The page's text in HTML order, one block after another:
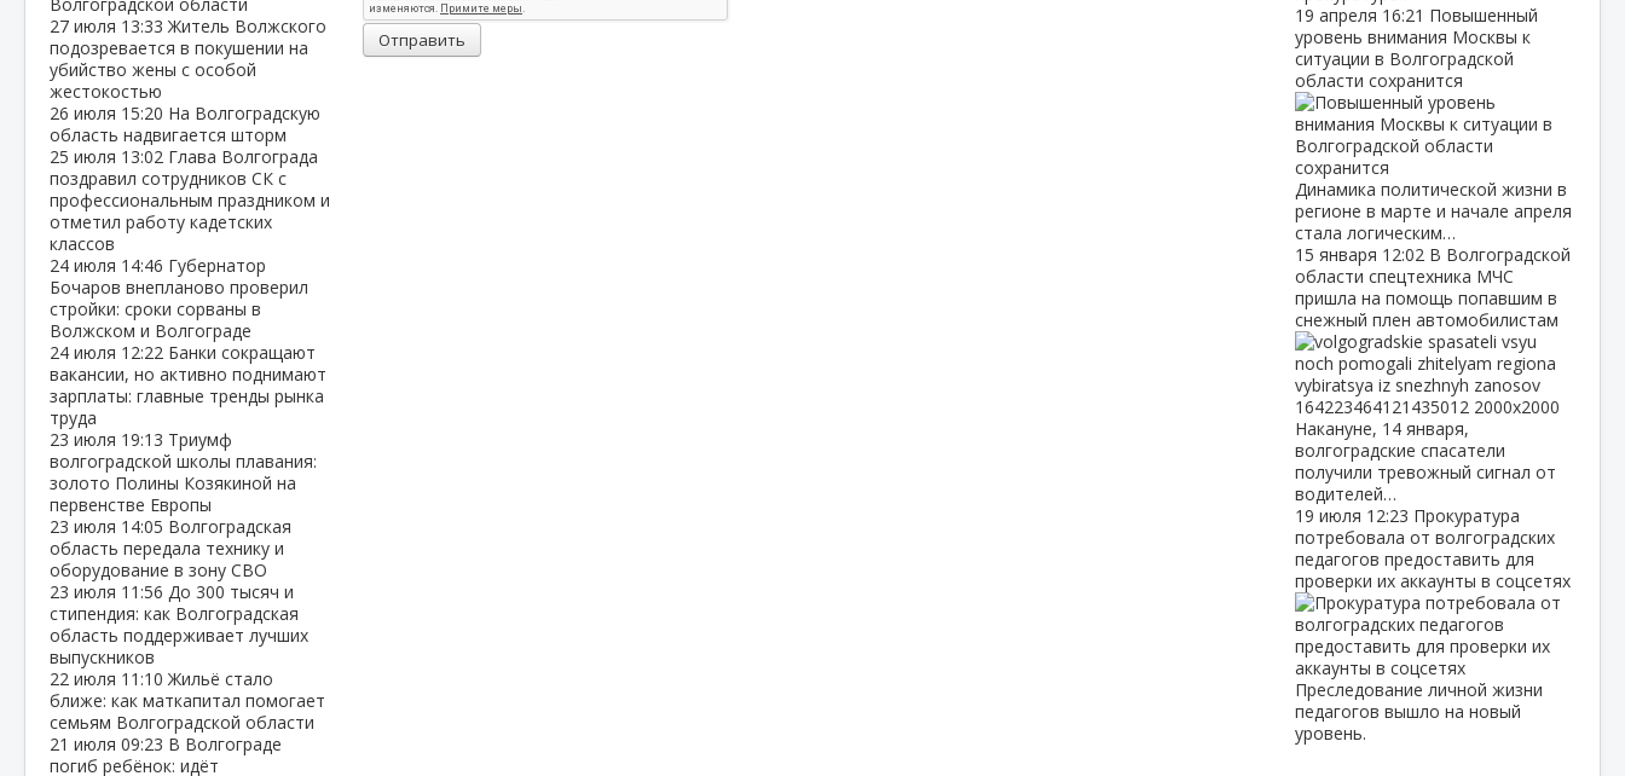
27 июля 13:33Житель Волжского
подозревается в покушении на
убийство жены с особой
жестокостью
26 июля 15:20 На Волгоградскую
область надвигается шторм
25 июля 13:02 Глава Волгограда
поздравил сотрудников СК с
профессиональным праздником и
отметил работу кадетских
классов
24 июля 14:46 Губернатор
Бочаров внепланово проверил
стройки: сроки сорваны в
Волжском и Волгограде
24 июля 12:22 Банки сокращают
вакансии, но активно поднимают
зарплаты: главные тренды рынка
труда
23 июля 19:13 Триумф
волгоградской школы плавания:
золото Полины Козякиной на
первенстве Европы
23 июля 14:05 Волгоградская
область передала технику и
оборудование в зону СВО
23 июля 11:56 До 300 тысяч и
стипендия: как Волгоградская
область поддерживает лучших
выпускников
22 июля 11:10Жильё стало
ближе: как маткапитал помогает
семьям Волгоградской области
21 июля 09:23 В Волгограде
погиб ребёнок: идёт
Отправить
19 апреля 16:21 Повышенный
уровень внимания Москвы к
ситуации в Волгоградской
области сохранится
Динамика политической жизни в
регионе в марте и начале апреля
стала логическим…
15 января 12:02 В Волгоградской
области спецтехника МЧС
пришла на помощь попавшим в
снежный плен автомобилистам
Накануне, 14 января,
волгоградские спасатели
получили тревожный сигнал от
водителей…
19 июля 12:23 Прокуратура
потребовала от волгоградских
педагогов предоставить для
проверки их аккаунты в соцсетях
Преследование личной жизни
педагогов вышло на новый
уровень.